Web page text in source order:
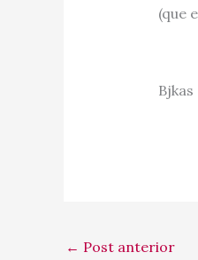
(que
Bjkas
← Post anterior